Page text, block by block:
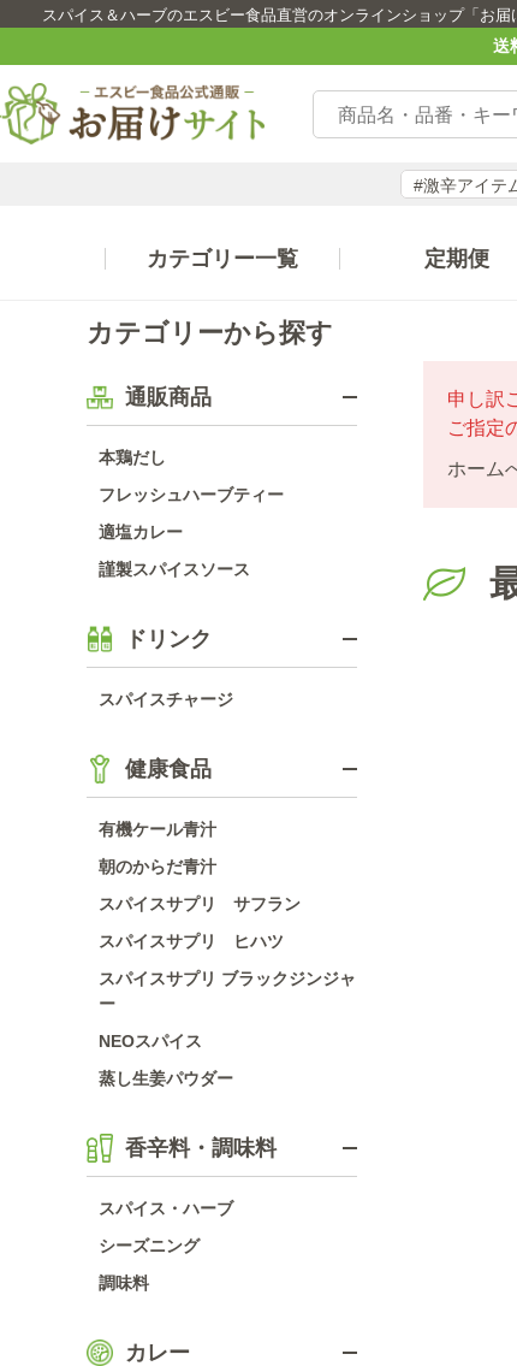
スパイス＆ハーブのエスビー食品直営のオンラインショップ「お届
送
#激辛アイテ
カテゴリー一覧 定期便
カテゴリーから探す
通販商品
本鶏だし
フレッシュハーブティー
適塩カレー
謹製スパイスソース
ドリンク
スパイスチャージ
健康食品
有機ケール青汁
朝のからだ青汁
スパイスサプリ サフラン
スパイスサプリ ヒハツ
スパイスサプリ ブラックジンジャ
ー
NEOスパイス
蒸し生姜パウダー
香辛料・調味料
スパイス・ハーブ
シーズニング
調味料
カレー
申し訳
ご指定
ホーム